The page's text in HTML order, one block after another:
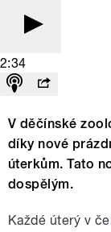
2:34
V děčínské
díky nové
úterkům. Tato
dospělým.
Každé úterý v